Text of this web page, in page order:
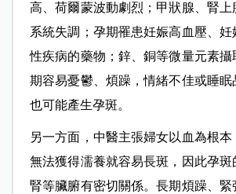
高、荷爾蒙波動劇烈；甲狀腺、腎
系統失調；孕期罹患妊娠高血壓、妊
性疾病的藥物；鋅、銅等微量元素
期容易憂鬱、煩躁，情緒不佳或睡眠
也可能產生孕斑。
另一方面，中醫主張婦女以血為根
無法獲得濡養就容易長斑，因此孕斑
腎等臟腑有密切關係。長期煩躁、